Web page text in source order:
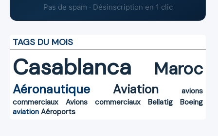
Pas de spam · Désinscription en 1 clic
TAGS DU MOIS
Casablanca Maroc
Aéronautique Aviation
avions
commerciaux
Avions commerciaux Bellatig
Boeing
aviation Aéroports